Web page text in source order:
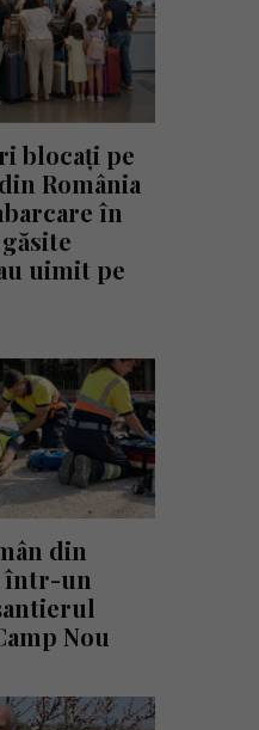
blocați pe
România
în
uimit pe
din
într-un
Nou